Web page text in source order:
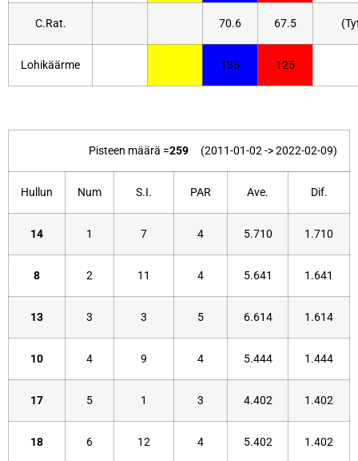
C.Rat. 70.6 67.5
Lohikäärme 135 125
Pisteen määrä =259 (2011-01-02 -> 2022-02-09)
Hullun Num S.I. PAR Ave. Dif.
14 1 7 4 5.710 1.710
8 2 11 4 5.641 1.641
13 3 3 5 6.614 1.614
10 4 9 4 5.444 1.444
17 5 1 3 4.402 1.402
18 6 12 4 5.402 1.402